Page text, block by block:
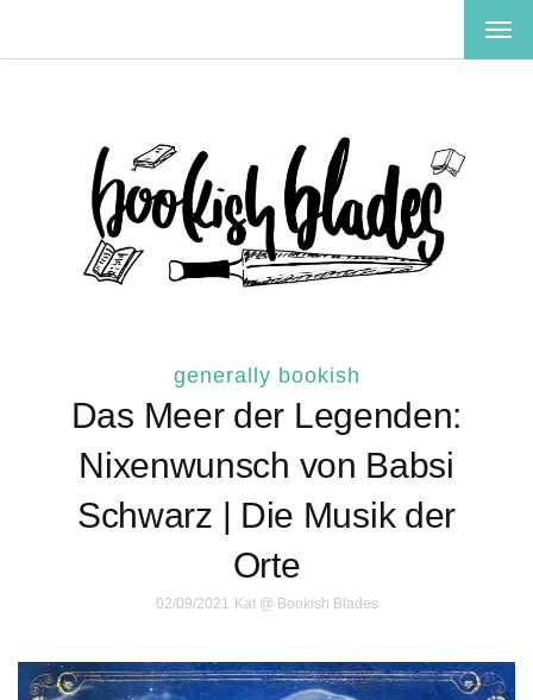
generally bookish
Das Meer der Legenden:
Nixenwunsch von Babsi
Schwarz | Die Musik der
Orte
02/09/2021 Kat @ Bookish Blades